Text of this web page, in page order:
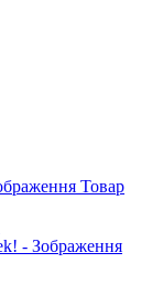
Товар